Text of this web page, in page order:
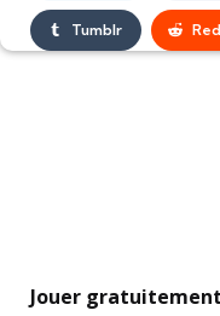
Tumblr
Jouer gratuitement